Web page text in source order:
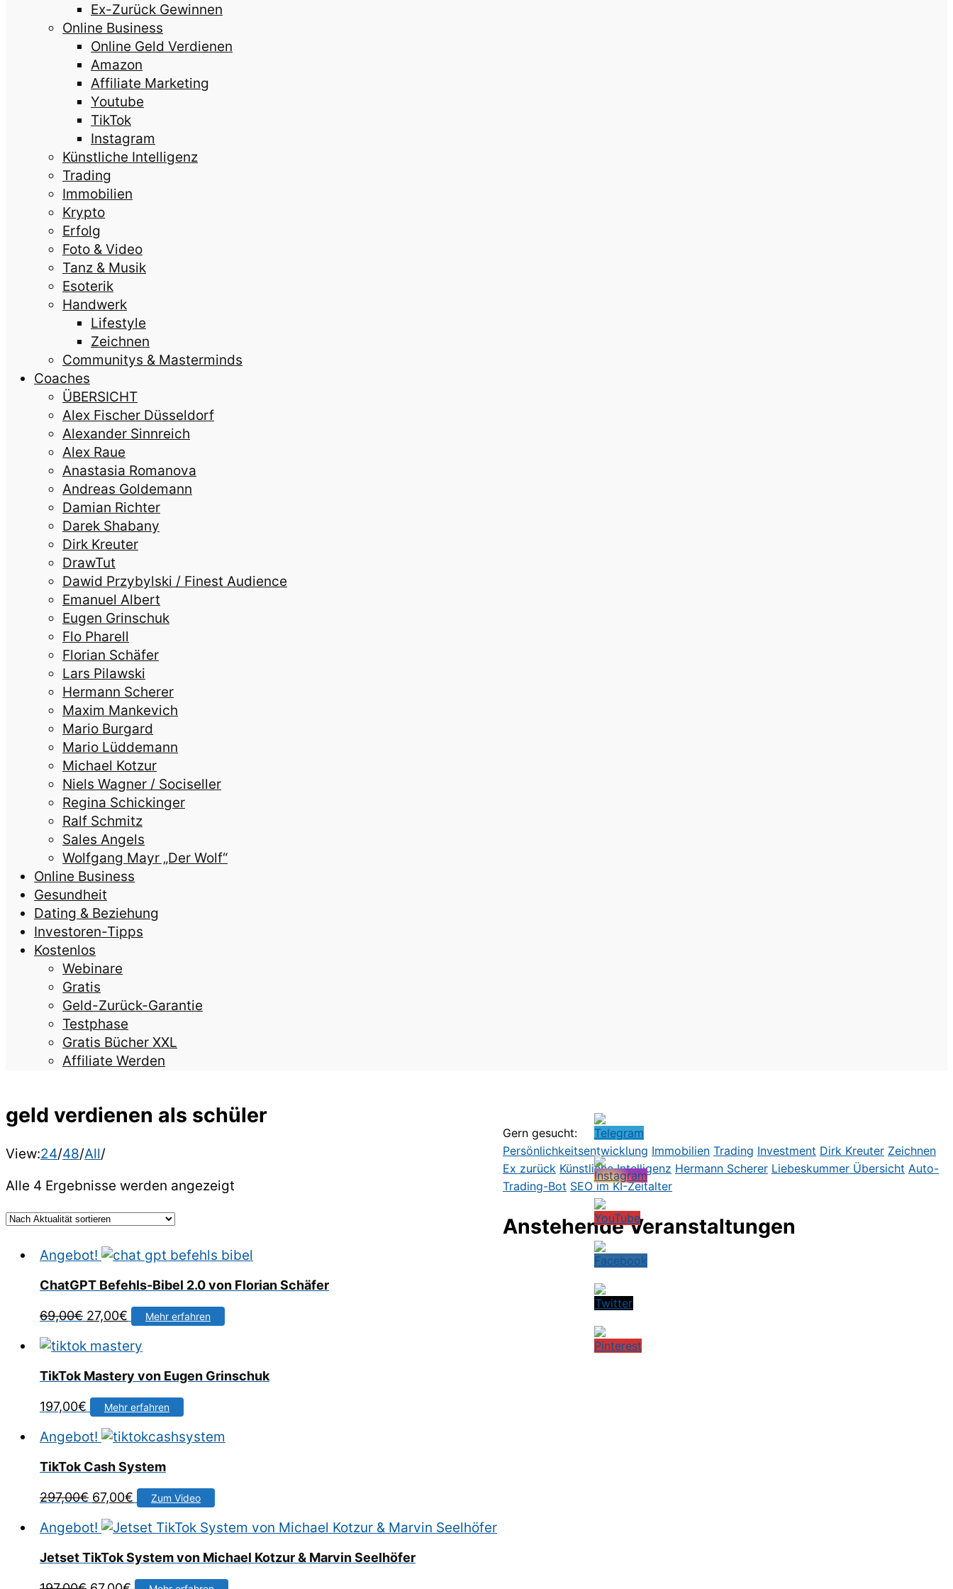
Ex-Zurück Gewinnen
Online Business
Online Geld Verdienen
Amazon
Affiliate Marketing
Youtube
TikTok
Instagram
Künstliche Intelligenz
Trading
Immobilien
Krypto
Erfolg
Foto & Video
Tanz & Musik
Esoterik
Handwerk
Lifestyle
Zeichnen
Communitys & Masterminds
Coaches
ÜBERSICHT
Alex Fischer Düsseldorf
Alexander Sinnreich
Alex Raue
Anastasia Romanova
Andreas Goldemann
Damian Richter
Darek Shabany
Dirk Kreuter
DrawTut
Dawid Przybylski / Finest Audience
Emanuel Albert
Eugen Grinschuk
Flo Pharell
Florian Schäfer
Lars Pilawski
Hermann Scherer
Maxim Mankevich
Mario Burgard
Mario Lüddemann
Michael Kotzur
Niels Wagner / Sociseller
Regina Schickinger
Ralf Schmitz
Sales Angels
Wolfgang Mayr „Der Wolf“
Online Business
Gesundheit
Dating & Beziehung
Investoren-Tipps
Kostenlos
Webinare
Gratis
Geld-Zurück-Garantie
Testphase
Gratis Bücher XXL
Affiliate Werden
geld verdienen als schüler
View:24/48/All/
Alle 4 Ergebnisse werden angezeigt
Angebot!
ChatGPT Befehls-Bibel 2.0 von Florian Schäfer
69,00€ Ursprünglicher
war:
69,00€
27,00€ Aktueller
ist:
27,00€.
Mehr erfahren
TikTok Mastery von Eugen Grinschuk
197,00€ Mehr erfahren
Angebot!
TikTok Cash System
297,00€ Ursprünglicher
Preis
war:
297,00€
67,00€ Aktueller
ist:
67,00€.
Zum Video
Angebot!
Jetset TikTok System von Michael Kotzur & Marvin Seelhöfer
Gern gesucht:
Persönlichkeitsentwicklung Immobilien Trading Investment Dirk Kreuter Zeichnen
Ex zurück Künstliche Intelligenz Hermann Scherer Liebeskummer Übersicht Auto-
Trading-Bot SEO im KI-Zeitalter
Anstehende Veranstaltungen